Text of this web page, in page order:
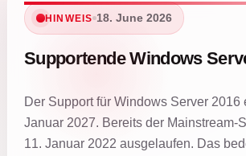
HINWEIS 18. June 2026
Supportende Windows
Der Support für Windows Server 2016
Januar 2027. Bereits der Mainstream-
11. Januar 2022 ausgelaufen. Das